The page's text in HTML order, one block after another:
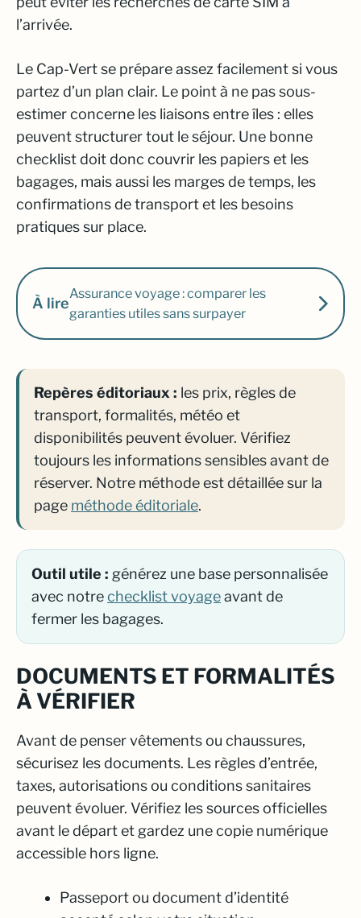
l’arrivée.
Le Cap-Vert se prépare assez facilement si vous
partez d’un plan clair. Le point à ne pas sous-
estimer concerne les liaisons entre îles : elles
peuvent structurer tout le séjour. Une bonne
checklist doit donc couvrir les papiers et les
bagages, mais aussi les marges de temps, les
confirmations de transport et les besoins
pratiques sur place.
À lire
Assurance voyage : comparer les
garanties utiles sans surpayer
Repères éditoriaux : les prix, règles de
transport, formalités, météo et
disponibilités peuvent évoluer. Vérifiez
toujours les informations sensibles avant de
réserver. Notre méthode est détaillée sur la
page méthode éditoriale.
Outil utile : générez une base personnalisée
avec notrechecklist voyageavant de
fermer les bagages.
DOCUMENTS ET FORMALITÉS
À VÉRIFIER
Avant de penser vêtements ou chaussures,
sécurisez les documents. Les règles d’entrée,
taxes, autorisations ou conditions sanitaires
peuvent évoluer. Vérifiez les sources officielles
avant le départ et gardez une copie numérique
accessible hors ligne.
Passeport ou document d’identité